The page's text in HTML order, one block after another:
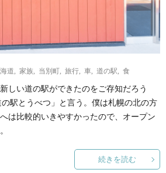
つ
い
道 家族 当別町 旅行 車 道の駅 食
しい道の駅ができたのをご存知だろう
駅とうべつ」と言う。僕は札幌の北の方
は比較的いきやすかったので、オープン
続きを読む